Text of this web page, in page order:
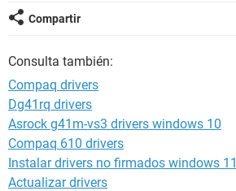
Compartir
Consulta también:
Compaq drivers
Dg41rq drivers
Asrock g41m-vs3 drivers windows 10
Compaq 610 drivers
Instalar drivers no firmados windows 11
Actualizar drivers